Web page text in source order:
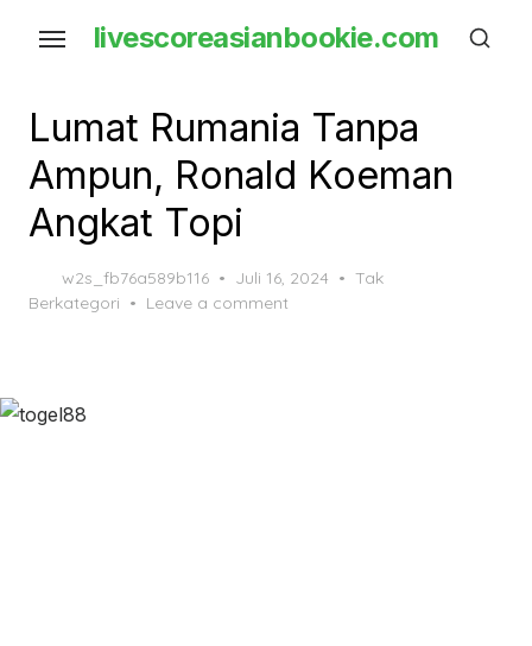
content
livescoreasianbookie.com
Lumat Rumania Tanpa
Ampun, Ronald Koeman
Angkat Topi
w2s_fb76a589b116
Posted
on
Juli 16, 2024
Tak
Berkategori
Leave a comment